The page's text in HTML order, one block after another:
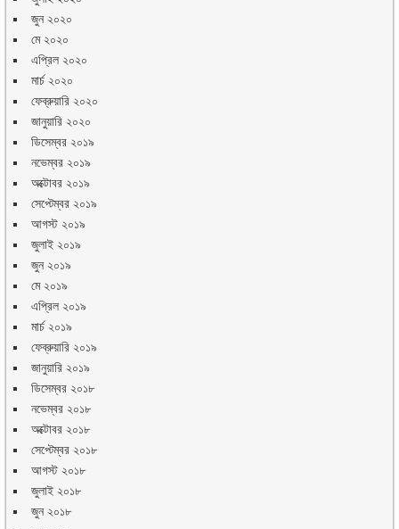
জুন ২০২০
মে ২০২০
এপ্রিল ২০২০
মার্চ ২০২০
ফেব্রুয়ারি ২০২০
জানুয়ারি ২০২০
ডিসেম্বর ২০১৯
নভেম্বর ২০১৯
অক্টোবর ২০১৯
সেপ্টেম্বর ২০১৯
আগস্ট ২০১৯
জুলাই ২০১৯
জুন ২০১৯
মে ২০১৯
এপ্রিল ২০১৯
মার্চ ২০১৯
ফেব্রুয়ারি ২০১৯
জানুয়ারি ২০১৯
ডিসেম্বর ২০১৮
নভেম্বর ২০১৮
অক্টোবর ২০১৮
সেপ্টেম্বর ২০১৮
আগস্ট ২০১৮
জুলাই ২০১৮
জুন ২০১৮